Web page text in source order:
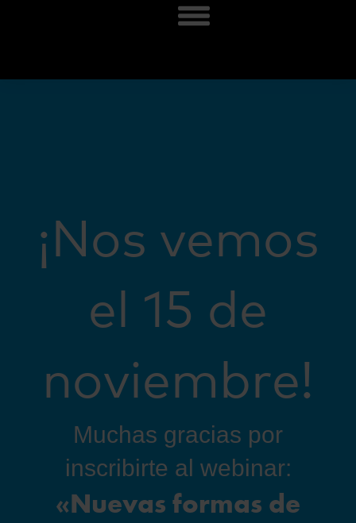
¡Nos vemos
el 15 de
noviembre!
Muchas gracias por
inscribirte al webinar:
«Nuevas formas de